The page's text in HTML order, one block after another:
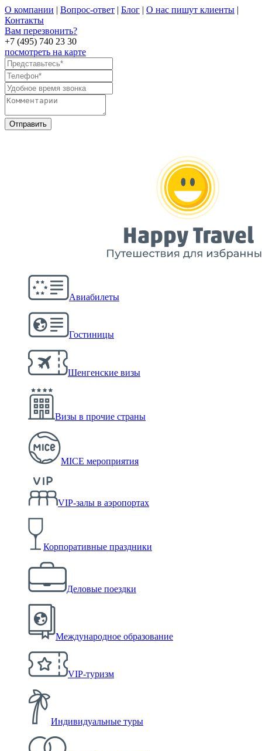
О компании | Вопрос-ответ | Блог | О нас пишут клиенты |
Контакты
Вам перезвонить?
+7 (495) 740 23 30
посмотреть на карте
Авиабилеты
Гостиницы
Шенгенские визы
Визы в прочие страны
MICE мероприятия
VIP-залы в аэропортах
Корпоративные праздники
Деловые поездки
Международное образование
VIP-туризм
Индивидуальные туры